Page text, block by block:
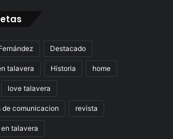
Destacado
talavera Historia home
love talavera
de comunicacion revista
talavera